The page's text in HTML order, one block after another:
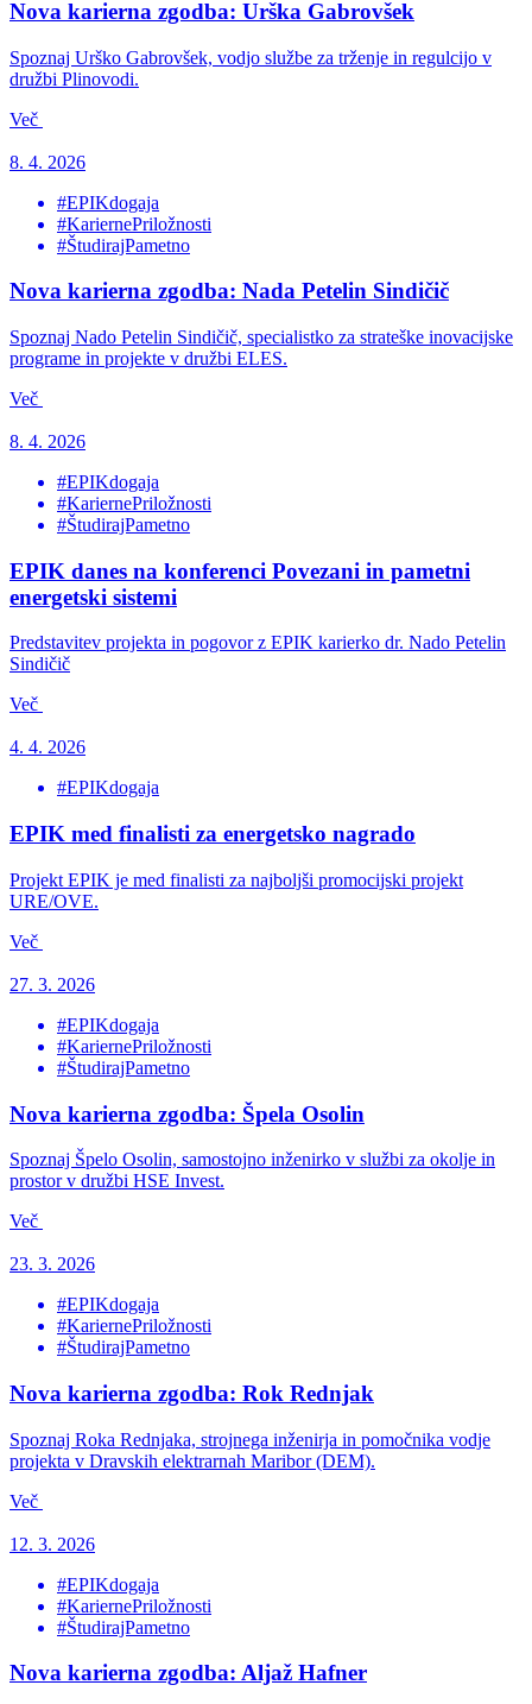
Nova karierna zgodba: Urška Gabrovšek
Spoznaj Urško Gabrovšek, vodjo službe za trženje in regulcijo v
družbi Plinovodi.
Več
8. 4. 2026
#EPIKdogaja
#KariernePriložnosti
#ŠtudirajPametno
Nova karierna zgodba: Nada Petelin Sindičič
Spoznaj Nado Petelin Sindičič, specialistko za strateške inovacijske
programe in projekte v družbi ELES.
Več
8. 4. 2026
#EPIKdogaja
#KariernePriložnosti
#ŠtudirajPametno
EPIK danes na konferenci Povezani in pametni
energetski sistemi
Predstavitev projekta in pogovor z EPIK karierko dr. Nado Petelin
Sindičič
Več
4. 4. 2026
#EPIKdogaja
EPIK med finalisti za energetsko nagrado
Projekt EPIK je med finalisti za najboljši promocijski projekt
URE/OVE.
Več
27. 3. 2026
#EPIKdogaja
#KariernePriložnosti
#ŠtudirajPametno
Nova karierna zgodba: Špela Osolin
Spoznaj Špelo Osolin, samostojno inženirko v službi za okolje in
prostor v družbi HSE Invest.
Več
23. 3. 2026
#EPIKdogaja
#KariernePriložnosti
#ŠtudirajPametno
Nova karierna zgodba: Rok Rednjak
Spoznaj Roka Rednjaka, strojnega inženirja in pomočnika vodje
projekta v Dravskih elektrarnah Maribor (DEM).
Več
12. 3. 2026
#EPIKdogaja
#KariernePriložnosti
#ŠtudirajPametno
Nova karierna zgodba: Aljaž Hafner